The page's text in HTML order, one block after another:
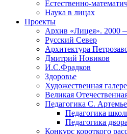
Естественно-
Наука в лицах
Проекты
Архив «Лицея». 2000
Русский Север
Архитектура
Дмитрий Новиков
И.С.Фрадков
Здоровье
Художественная
Великая
Педагогика С.
Педагогика
Педагогика
Конкурс короткого